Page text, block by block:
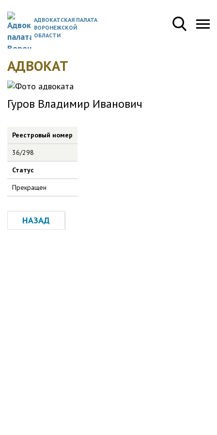
АДВОКАТСКАЯ ПАЛАТА
ВОРОНЕЖСКОЙ
ОБЛАСТИ
АДВОКАТ
Гуров Владимир Иванович
Реестровый номер
36/298
Статус
Прекращен
НАЗАД